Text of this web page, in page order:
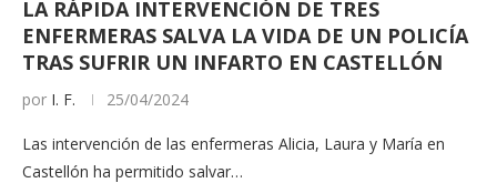
LA RÁPIDA INTERVENCIÓN DE TRES
ENFERMERAS SALVA LA VIDA DE UN POLICÍA
TRAS SUFRIR UN INFARTO EN CASTELLÓN
por I. F. 25/04/2024
Las intervención de las enfermeras Alicia, Laura y María en
Castellón ha permitido salvar…